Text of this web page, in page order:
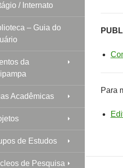
Para
/ Internato
– Guia do
da
Acadêmicas
de Estudos
de Pesquisa